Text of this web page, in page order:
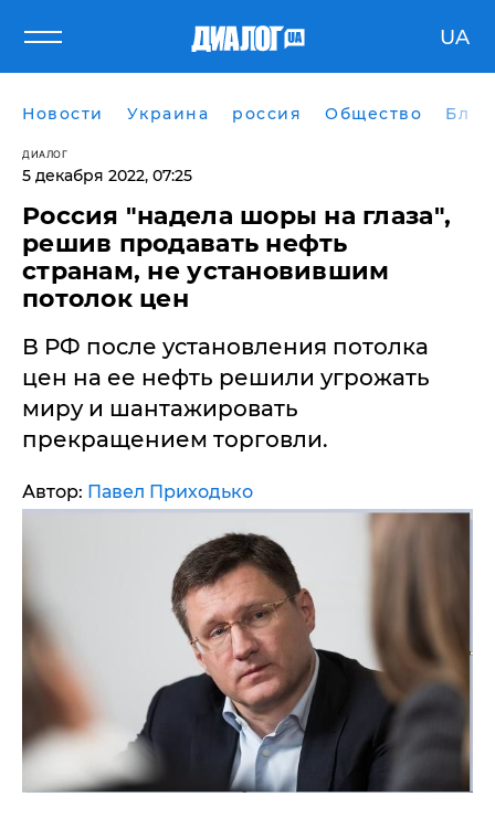
UA
Новости Украина россия Общество
ДИАЛОГ
5 декабря 2022, 07:25
Россия "надела шоры на глаза",
решив продавать нефть
странам, не установившим
потолок цен
В РФ после установления потолка
цен на ее нефть решили угрожать
миру и шантажировать
прекращением торговли.
Автор: Павел Приходько